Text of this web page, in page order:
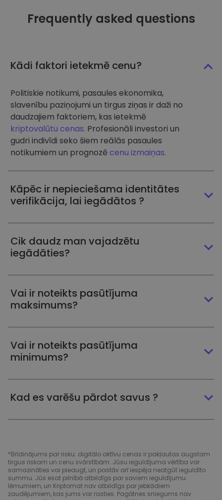
Frequently asked questions
Kādi faktori ietekmē cenu?
Politiskie notikumi, pasaules ekonomika,
slavenību paziņojumi un tirgus ziņas ir daži no
daudzajiem faktoriem, kas ietekmē
kriptovalūtu cenas. Profesionāli investori un
gudri indivīdi seko šiem reālās pasaules
notikumiem un prognozē cenu izmaiņas.
Kāpēc ir nepieciešama identitātes
verifikācija, lai iegādātos ?
Cik daudz man vajadzētu
iegādāties?
Vai ir noteikts pasūtījuma
maksimums?
Vai ir noteikts pasūtījuma
minimums?
Kad es varēšu pārdot savus ?
*Brīdinājums par risku: digitālo aktīvu cenas ir pakļautas augstam
tirgus riskam un cenu svārstībām. Jūsu ieguldījuma vērtība var
samazināties vai pieaugt, un pastāv arī iespēja neatgūt ieguldīto
summu. Jūs esat pilnībā atbildīgs par saviem ieguldījumu
lēmumiem, un Kriptomat nav atbildīgs par jebkādiem
zaudējumiem, kas jums var rasties. Pagātnes sniegums nav